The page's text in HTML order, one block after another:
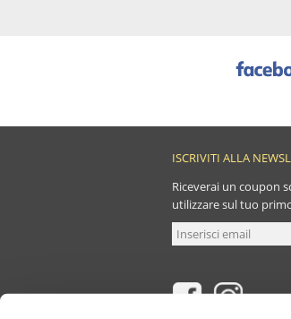
ISCRIVITI ALLA
Riceverai un coupon
utilizzare sul tuo